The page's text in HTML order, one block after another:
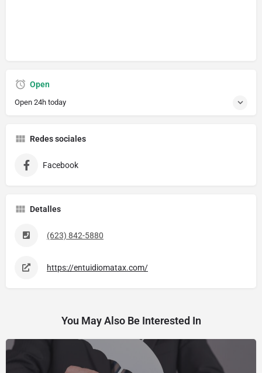
Open
Open 24h today
Redes sociales
Facebook
Detalles
(623) 842-5880
https://entuidiomatax.com/
You May Also Be Interested In